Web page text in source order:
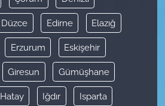
Düzce Edirne Elazığ
Erzurum Eskişehir
Giresun Gümüşhane
Hatay Iğdır Isparta